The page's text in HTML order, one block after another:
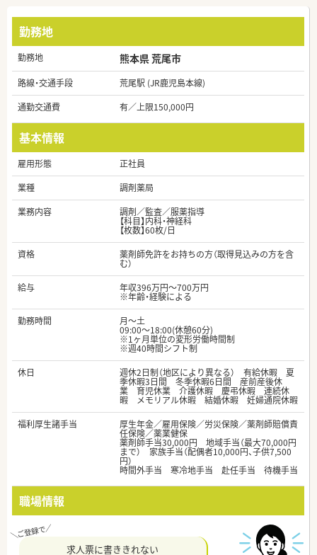
勤務地
勤務地 熊本県 荒尾市
路線・交通手段
荒尾駅 (JR鹿児島本線)
通勤交通費
有／上限150,000円
基本情報
雇用形態
正社員
業種
調剤薬局
業務内容
調剤／監査／服薬指導
【科目】内科・神経科
【枚数】60枚/日
資格
薬剤師免許をお持ちの方（取得見込みの方を含
む）
給与
年収396万円～700万円
※年齢・経験による
勤務時間
月～土
09:00～18:00(休憩60分)
※1ヶ月単位の変形労働時間制
※週40時間シフト制
休日
週休2日制（地区により異なる） 有給休暇 夏
季休暇3日間 冬季休暇6日間 産前産後休
業 育児休業 介護休暇 慶弔休暇 連続休
暇 メモリアル休暇 結婚休暇 妊婦通院休暇
福利厚生諸手当
厚生年金／雇用保険／労災保険／薬剤師賠償責
任保険／薬業健保
薬剤師手当30,000円 地域手当（最大70,000円
まで） 家族手当（配偶者10,000円、子供7,500
円）
時間外手当 寒冷地手当 赴任手当 待機手当
職場情報
求人票に書ききれない